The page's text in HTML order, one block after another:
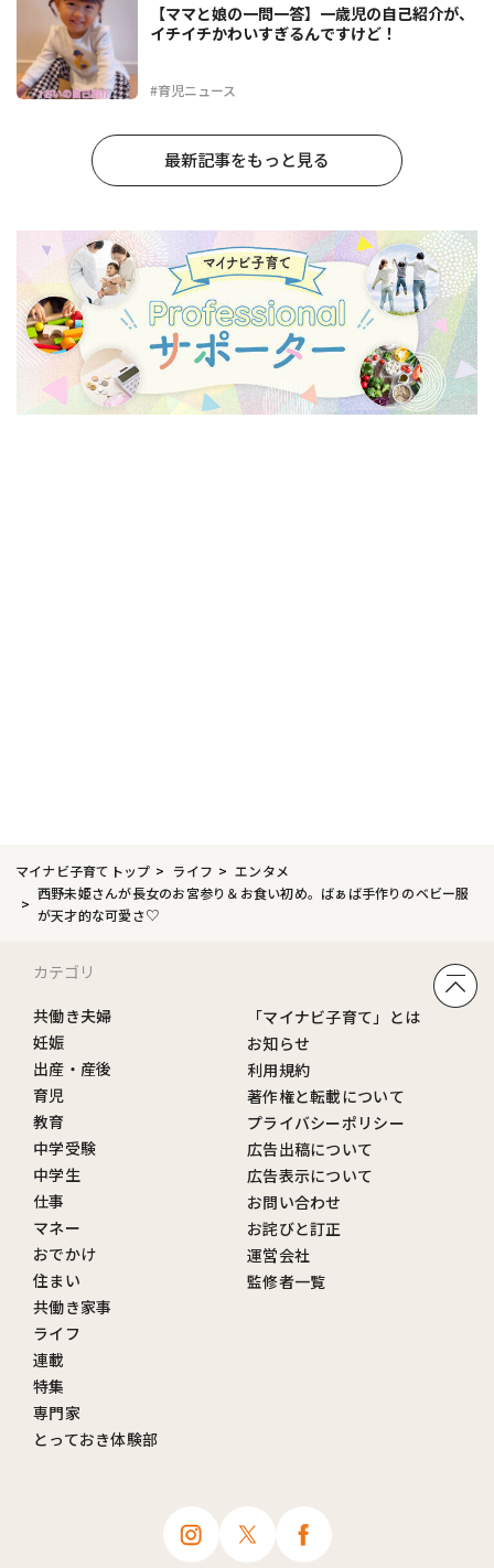
#育児ニュース
【ママと娘の一問一答】一歳児の自己紹介が、
イチイチかわいすぎるんですけど！
最新記事をもっと見る
マイナビ子育てトップ ライフ
エンタメ
西野未姫さんが長女のお宮参り＆お食い初め。ばぁば手作りのベビー服
が天才的な可愛さ♡
カテゴリ
共働き夫婦
妊娠
出産・産後
育児
教育
中学受験
中学生
仕事
マネー
おでかけ
住まい
共働き家事
ライフ
連載
特集
専門家
とっておき体験部
「マイナビ子育て」とは
お知らせ
利用規約
著作権と転載について
プライバシーポリシー
広告出稿について
広告表示について
お問い合わせ
お詫びと訂正
運営会社
監修者一覧